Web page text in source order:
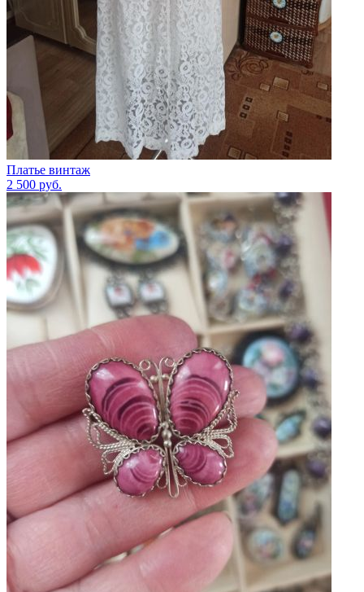
Платье винтаж
2 500 руб.